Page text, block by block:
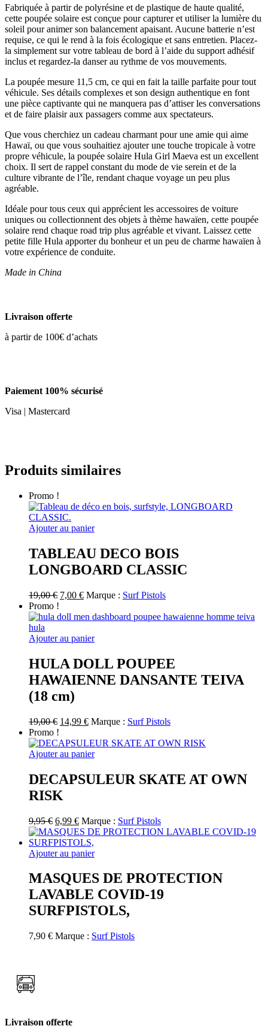
Fabriquée à partir de polyrésine et de plastique de haute qualité,
cette poupée solaire est conçue pour capturer et utiliser la lumière du
soleil pour animer son balancement apaisant. Aucune batterie n’est
requise, ce qui le rend à la fois écologique et sans entretien. Placez-
la simplement sur votre tableau de bord à l’aide du support adhésif
inclus et regardez-la danser au rythme de vos mouvements.
La poupée mesure 11,5 cm, ce qui en fait la taille parfaite pour tout
véhicule. Ses détails complexes et son design authentique en font
une pièce captivante qui ne manquera pas d’attiser les conversations
et de faire plaisir aux passagers comme aux spectateurs.
Que vous cherchiez un cadeau charmant pour une amie qui aime
Hawaï, ou que vous souhaitiez ajouter une touche tropicale à votre
propre véhicule, la poupée solaire Hula Girl Maeva est un excellent
choix. Il sert de rappel constant du mode de vie serein et de la
culture vibrante de l’île, rendant chaque voyage un peu plus
agréable.
Idéale pour tous ceux qui apprécient les accessoires de voiture
uniques ou collectionnent des objets à thème hawaïen, cette poupée
solaire rend chaque road trip plus agréable et vivant. Laissez cette
petite fille Hula apporter du bonheur et un peu de charme hawaïen à
votre expérience de conduite.
Made in China
Livraison offerte
à partir de 100€ d’achats
Paiement 100% sécurisé
Visa | Mastercard
Produits similaires
Promo !
Ajouter au panier
TABLEAU DECO BOIS
LONGBOARD CLASSIC
19,00€ Le
initial
19,00 €.
7,00 €Le
actuel
7,00 €.
Marque : Surf Pistols
Promo !
Ajouter au panier
HULA DOLL POUPEE
HAWAIENNE DANSANTE TEIVA
(18 cm)
19,00€ Le
initial
était :
14,99 €Le
actuel
est :
Marque : Surf Pistols
Promo !
Ajouter au panier
DECAPSULEUR SKATE AT OWN
RISK
9,95€ Le
prix
initial
était :
6,99 €Le
prix
actuel
est :
Marque : Surf Pistols
Ajouter au panier
MASQUES DE PROTECTION
LAVABLE COVID-19
SURFPISTOLS,
7,90 € Marque : Surf Pistols
Livraison offerte